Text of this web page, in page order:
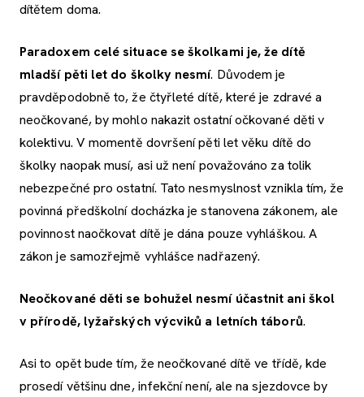
dítětem doma.
Paradoxem celé situace se školkami je, že dítě
mladší pěti let do školky nesmí. Důvodem je
pravděpodobně to, že čtyřleté dítě, které je zdravé a
neočkované, by mohlo nakazit ostatní očkované děti v
kolektivu. V momentě dovršení pěti let věku dítě do
školky naopak musí, asi už není považováno za tolik
nebezpečné pro ostatní. Tato nesmyslnost vznikla tím, že
povinná předškolní docházka je stanovena zákonem, ale
povinnost naočkovat dítě je dána pouze vyhláškou. A
zákon je samozřejmě vyhlášce nadřazený.
Neočkované děti se bohužel nesmí účastnit ani škol
v přírodě, lyžařských výcviků a letních táborů.
Asi to opět bude tím, že neočkované dítě ve třídě, kde
prosedí většinu dne, infekční není, ale na sjezdovce by